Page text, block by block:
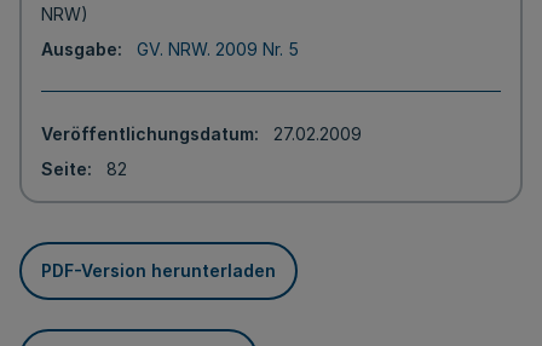
NRW)
Ausgabe
GV. NRW. 2009 Nr. 5
Veröffentlichungsdatum
27.02.2009
Seite
82
PDF-Version herunterladen